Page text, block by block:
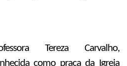
Tereza Carvalho,
como praça da Igreja